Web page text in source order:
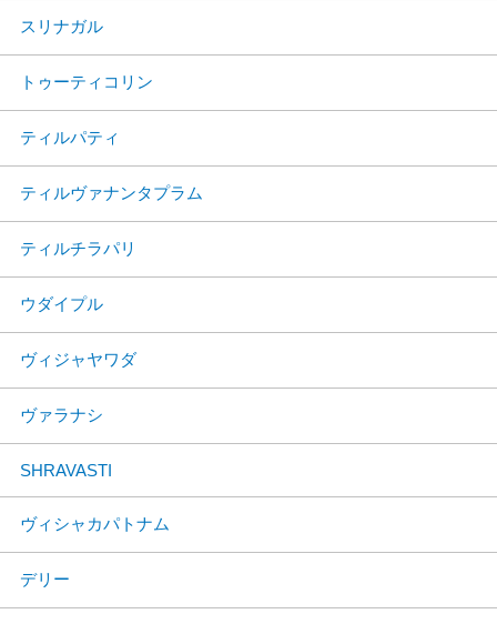
スリナガル
トゥーティコリン
ティルパティ
ティルヴァナンタプラム
ティルチラパリ
ウダイプル
ヴィジャヤワダ
ヴァラナシ
SHRAVASTI
ヴィシャカパトナム
デリー